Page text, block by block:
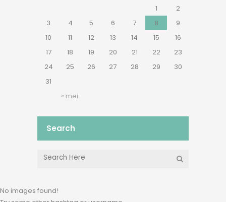
« mei
1
2
3
4 5 6 7 8
9
10
11 12 13 14 15
16
17
18 19 20 21 22
23
24
25 26 27 28 29
30
31
Search
No images found!